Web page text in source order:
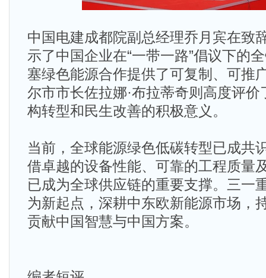
中国电建成都院副总经理乔月宾在致
示了中国企业在“一带一路”倡议下的
塞绿色能源合作提供了可复制、可推
尔市市长佐拉娜·布拉蒂奇则高度评
构转型和民生改善的积极意义。
当前，全球能源绿色低碳转型已成共
借卓越的设备性能、可靠的工程质量
已成为全球供应链的重要支撑。三一
为新起点，深耕中东欧新能源市场，
贡献中国智慧与中国方案。